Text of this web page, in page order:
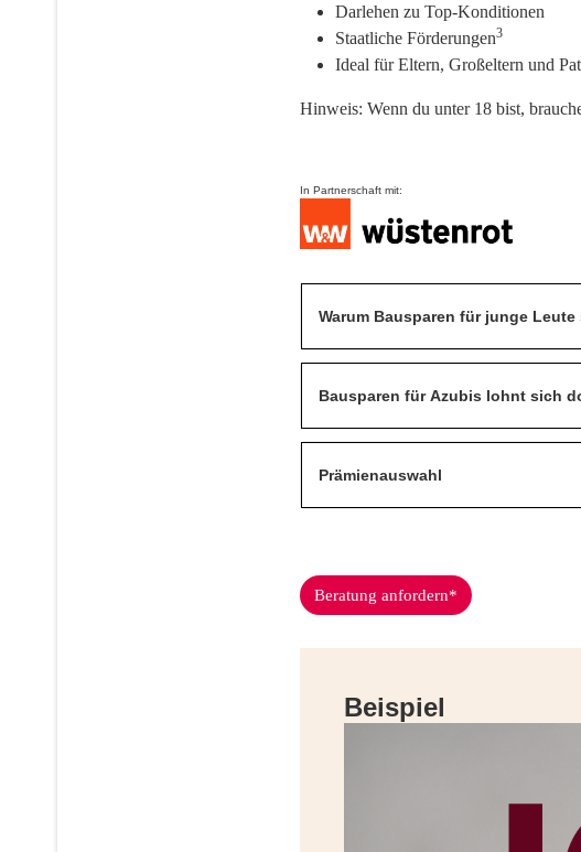
Darlehen zu Top-Konditionen
Staatliche Förderungen3
Ideal für Eltern, Großeltern und
Hinweis: Wenn du unter 18 bist,
In Partnerschaft mit:
Warum Bausparen für junge
Bausparen für Azubis lohnt sich
Prämienauswahl
Beratung anfordern*
Beispiel